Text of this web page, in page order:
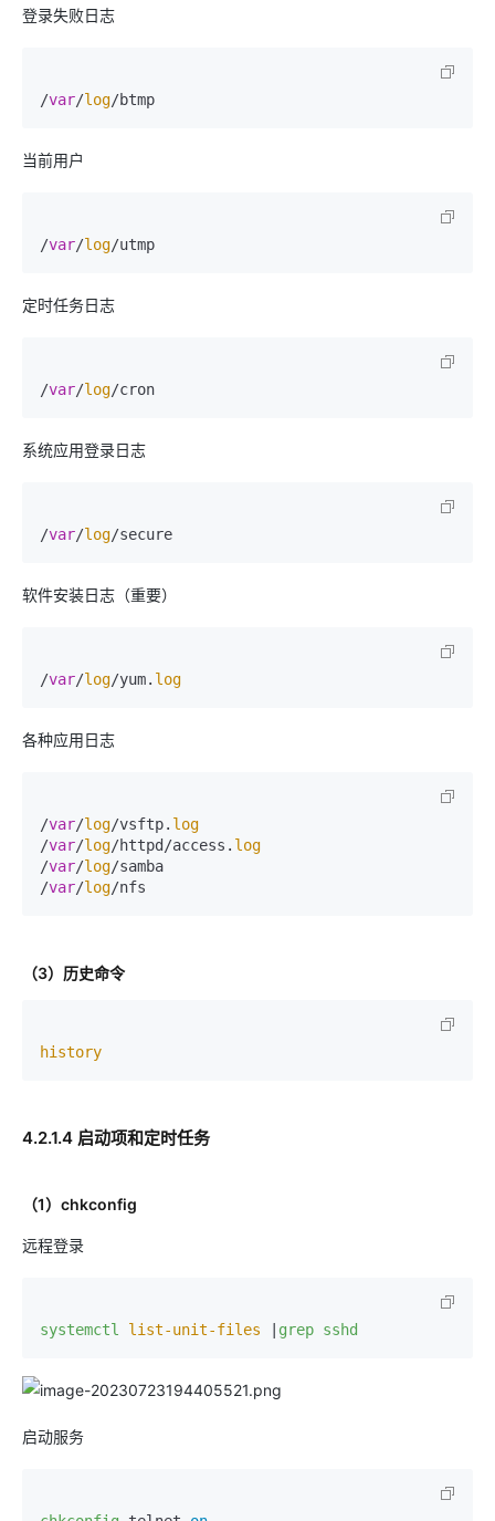
登录失败日志
/var/log
当前用户
/var/log
定时任务日志
/var/log
系统应用登录日志
/var/log
软件安装日志（重要）
/var/log/yum. log
各种应用日志
/var/log/vsftp. log
/var/log/httpd/access. log
/var/log/samba
/var/log
（3）历史命令
history
4.2.1.4 启动项和定时任务
（1）chkconfig
远程登录
systemctl list-unit-files grep sshd
启动服务